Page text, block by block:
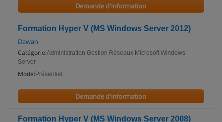
Demande d'information
Formation Hyper V (MS Windows Server 2012)
Dawan
Catégorie:Administration Gestion Réseaux Microsoft Windows
Server
Mode: Présentiel
Demande d'information
Formation Hyper V (MS Windows Server 2008)